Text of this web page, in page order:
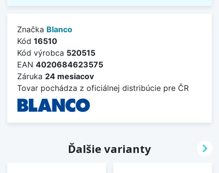
Značka Blanco
Kód 16510
Kód výrobca 520515
EAN 4020684623575
Záruka 24 mesiacov
Tovar pochádza z oficiálnej distribúcie pre ČR
Ďalšie varianty 